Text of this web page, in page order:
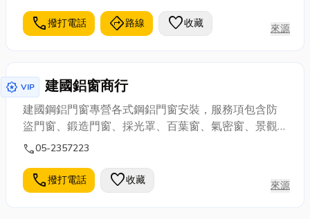
透明、價格優惠，深獲好評推薦，同時享有1年保固。
call撥打電話 directions路線 favorite收藏 來源
award_star VIP 建國鋁窗商行
建國鋼鋁門窗專營各式鋼鋁門窗安裝，服務項包含防
盜門窗、鍛造門窗、採光罩、百葉窗、氣密窗、景觀
窗、電動門、藝術鋁門、隔音窗、落地窗等，在地經
校機關之公共工程，歡迎來電洽詢~
call05-2357223
call撥打電話 favorite收藏 來源